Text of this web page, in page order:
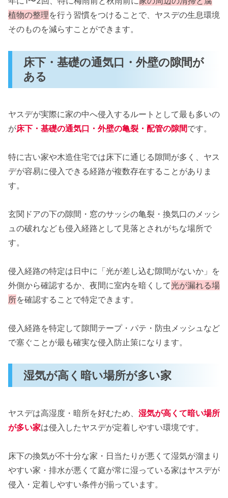
植物の整理を行う習慣をつけることで、ヤスデの生息環境
そのものを減らすことができます。
床下・基礎の通気口・外壁の隙間が
ある
ヤスデが実際に家の中へ侵入するルートとして最も多いの
が床下・基礎の通気口・外壁の亀裂・配管の隙間です。
特に古い家や木造住宅では床下に通じる隙間が多く、ヤス
デが容易に侵入できる経路が複数存在することがありま
す。
玄関ドアの下の隙間・窓のサッシの亀裂・換気口のメッシ
ュの破れなども侵入経路として見落とされがちな場所で
す。
侵入経路の特定は日中に「光が差し込む隙間がないか」を
外側から確認するか、夜間に室内を暗くして光が漏れる場
所を確認することで特定できます。
侵入経路を特定して隙間テープ・パテ・防虫メッシュなど
で塞ぐことが最も確実な侵入防止策になります。
湿気が高く暗い場所が多い家
ヤスデは高湿度・暗所を好むため、 湿気が高くて暗い場所
が多い家は侵入したヤスデが定着しやすい環境です。
床下の換気が不十分な家・日当たりが悪くて湿気が溜まり
やすい家・排水が悪くて庭が常に湿っている家はヤスデが
侵入・定着しやすい条件が揃っています。